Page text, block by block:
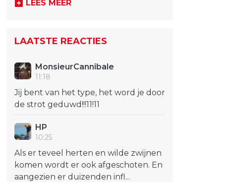
LEES MEER
LAATSTE REACTIES
MonsieurCannibale
11:18
Jij bent van het type, het word je door
de strot geduwd!!!11!11
HP
10:25
Als er teveel herten en wilde zwijnen
komen wordt er ook afgeschoten. En
aangezien er duizenden infl...